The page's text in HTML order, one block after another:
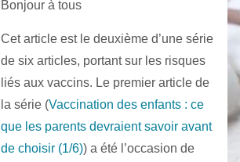
Bonjour à tous
Cet article est le deuxième d’une série
de six articles, portant sur les risques
liés aux vaccins. Le premier article de
la série (Vaccination des enfants : ce
que les parents devraient savoir avant
de choisir (1/6)) a été l’occasion de